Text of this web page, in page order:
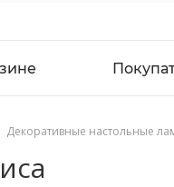
Декоративные настольные